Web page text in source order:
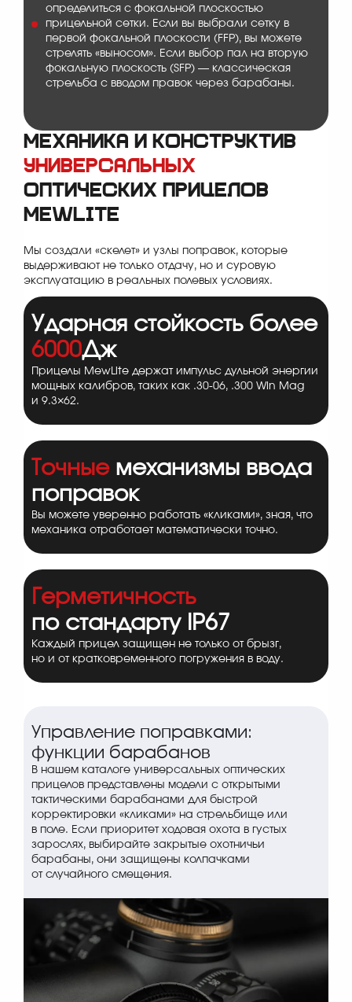
определиться с фокальной плоскостью
прицельной сетки. Если вы выбрали сетку в
первой фокальной плоскости (FFP), вы можете
стрелять «выносом». Если выбор пал на вторую
фокальную плоскость (SFP) — классическая
стрельба с вводом правок через барабаны.
Механика и конструктив
универсальных
оптических прицелов
MewLite
Мы создали «скелет» и узлы поправок, которые
выдерживают не только отдачу, но и суровую
эксплуатацию в реальных полевых условиях.
Ударная стойкость более
6000Дж
Прицелы MewLite держат импульс дульной энергии
мощных калибров, таких как .30-06, .300 Win Mag
и 9.3×62.
Точныемеханизмы ввода
поправок
Вы можете уверенно работать «кликами», зная, что
механика отработает математически точно.
Герметичность
по стандарту IP67
Каждый прицел защищен не только от брызг,
но и от кратковременного погружения в воду.
Управление поправками:
функции барабанов
В нашем каталоге универсальных оптических
прицелов представлены модели с открытыми
тактическими барабанами для быстрой
корректировки «кликами» на стрельбище или
в поле. Если приоритет ходовая охота в густых
зарослях, выбирайте закрытые охотничьи
барабаны, они защищены колпачками
от случайного смещения.